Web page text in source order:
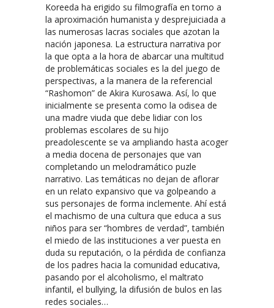
Koreeda ha erigido su filmografía en torno a
la aproximación humanista y desprejuiciada a
las numerosas lacras sociales que azotan la
nación japonesa. La estructura narrativa por
la que opta a la hora de abarcar una multitud
de problemáticas sociales es la del juego de
perspectivas, a la manera de la referencial
“Rashomon” de Akira Kurosawa. Así, lo que
inicialmente se presenta como la odisea de
una madre viuda que debe lidiar con los
problemas escolares de su hijo
preadolescente se va ampliando hasta acoger
a media docena de personajes que van
completando un melodramático puzle
narrativo. Las temáticas no dejan de aflorar
en un relato expansivo que va golpeando a
sus personajes de forma inclemente. Ahí está
el machismo de una cultura que educa a sus
niños para ser “hombres de verdad”, también
el miedo de las instituciones a ver puesta en
duda su reputación, o la pérdida de confianza
de los padres hacia la comunidad educativa,
pasando por el alcoholismo, el maltrato
infantil, el bullying, la difusión de bulos en las
redes sociales…